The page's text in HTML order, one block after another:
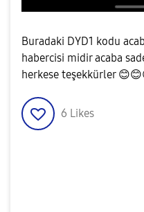
Buradaki DYD1 kodu
habercisi midir acaba
herkese teşekkürler 😊😊
6 Likes